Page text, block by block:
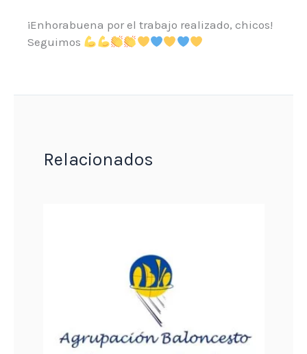
¡Enhorabuena por el trabajo realizado, chicos!
Seguimos
Relacionados